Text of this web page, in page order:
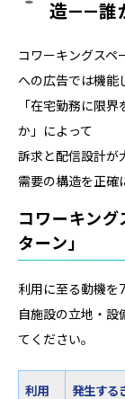
造——誰
コワーキングスペ
への広告では機能
「在宅勤務に限
か」によって
訴求と配信設計が
需要の構造を正確
コワーキン
ターン」
利用に至る動機を
自施設の立地・設
てください。
利用
発生する